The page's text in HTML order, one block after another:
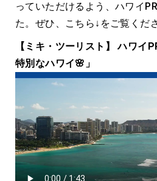
っていただけるよう、ハワイ
た。ぜひ、こちら↓をご覧くだ
【ミキ・ツーリスト】 ハワイ
特別なハワイ🌸」